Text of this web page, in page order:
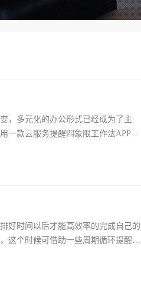
，多元化的办公形式已经成为了主
一款云服务提醒四象限工作法APP可
好时间以后才能高效率的完成自己的
这个时候可借助一些周期循环提醒的